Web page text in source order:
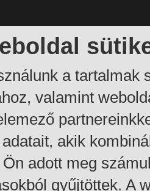
a tartalmak
valamint
akik
adott meg
gyűjtöttek. A